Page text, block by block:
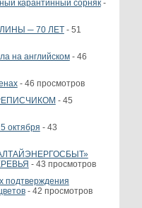
карантинный сорняк-
─ 70 ЛЕТ- 51
на английском- 46
- 46 просмотров
- 45
октября - 43
- 43 просмотров
подтверждения
- 42 просмотров